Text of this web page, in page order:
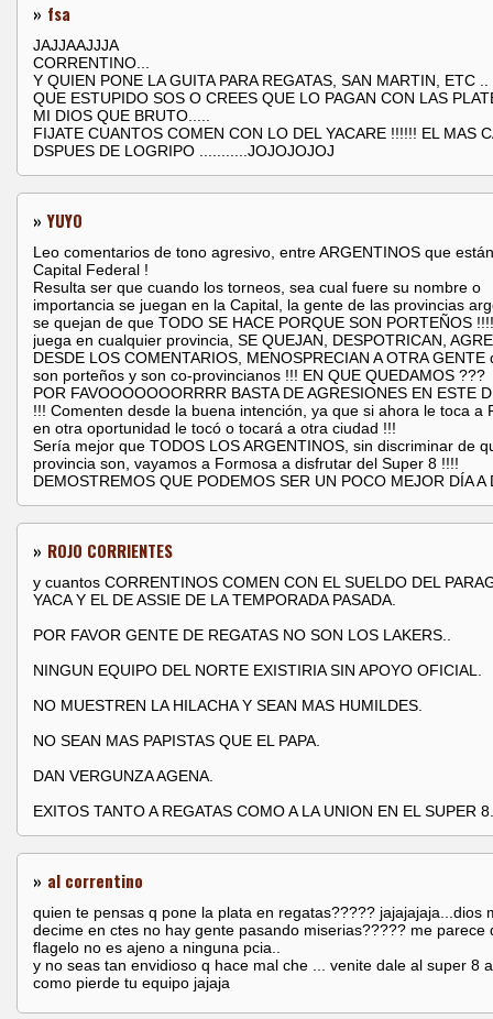
» fsa
JAJJAAJJJA
CORRENTINO...
Y QUIEN PONE LA GUITA PARA REGATAS, SAN MARTIN, ETC ..
QUE ESTUPIDO SOS O CREES QUE LO PAGAN CON LAS
MI DIOS QUE BRUTO.....
FIJATE CUANTOS COMEN CON LO DEL YACARE !!!!!! EL MAS
DSPUES DE LOGRIPO ...........JOJOJOJOJ
» YUYO
Leo comentarios de tono agresivo, entre ARGENTINOS que
Capital Federal !
Resulta ser que cuando los torneos, sea cual fuere su nombre o
importancia se juegan en la Capital, la gente de las provincias
se quejan de que TODO SE HACE PORQUE SON PORTEÑOS
juega en cualquier provincia, SE QUEJAN, DESPOTRICAN,
DESDE LOS COMENTARIOS, MENOSPRECIAN A OTRA GENTE
son porteños y son co-provincianos !!! EN QUE QUEDAMOS ???
POR FAVOOOOOOORRRR BASTA DE AGRESIONES EN ESTE
!!! Comenten desde la buena intención, ya que si ahora le toca a
en otra oportunidad le tocó o tocará a otra ciudad !!!
Sería mejor que TODOS LOS ARGENTINOS, sin discriminar de
provincia son, vayamos a Formosa a disfrutar del Super 8 !!!!
DEMOSTREMOS QUE PODEMOS SER UN POCO MEJOR DÍA A
» ROJO CORRIENTES
y cuantos CORRENTINOS COMEN CON EL SUELDO DEL
YACA Y EL DE ASSIE DE LA TEMPORADA PASADA.
POR FAVOR GENTE DE REGATAS NO SON LOS LAKERS..
NINGUN EQUIPO DEL NORTE EXISTIRIA SIN APOYO OFICIAL.
NO MUESTREN LA HILACHA Y SEAN MAS HUMILDES.
NO SEAN MAS PAPISTAS QUE EL PAPA.
DAN VERGUNZA AGENA.
EXITOS TANTO A REGATAS COMO A LA UNION EN EL SUPER 8.
» al correntino
quien te pensas q pone la plata en regatas????? jajajajaja...dios
decime en ctes no hay gente pasando miserias????? me parece
flagelo no es ajeno a ninguna pcia..
y no seas tan envidioso q hace mal che ... venite dale al super 8
como pierde tu equipo jajaja